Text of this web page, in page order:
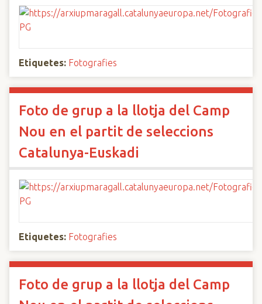
Etiquetes: Fotografies
Foto de grup a la llotja del Camp
Nou en el partit de seleccions
Catalunya-Euskadi
Etiquetes: Fotografies
Foto de grup a la llotja del Camp